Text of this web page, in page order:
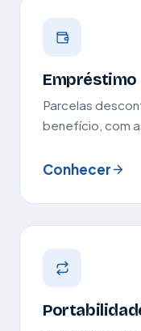
Parcelas
benefício, com
Conhecer